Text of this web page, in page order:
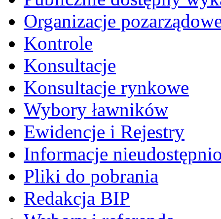
Organizacje
Kontrole
Konsultacje
Konsultacje rynkowe
Wybory ławników
Ewidencje i Rejestry
Informacje
Pliki do pobrania
Redakcja BIP